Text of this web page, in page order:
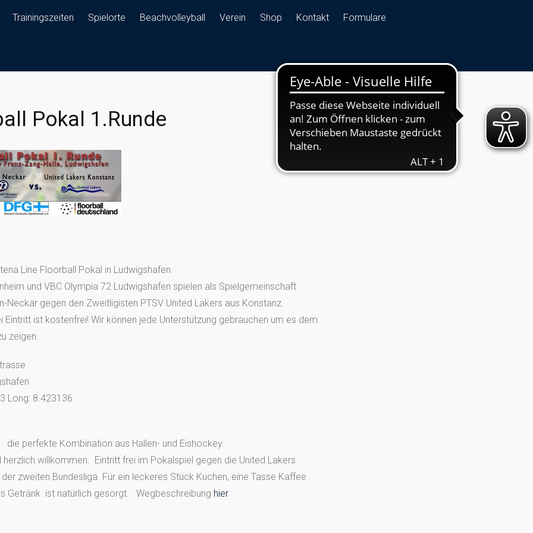
Trainingszeiten Spielorte Beachvolleyball Verein Shop Kontakt Formulare
Pokal 1.Runde
Line Floorball Pokal in Ludwigshafen.
und VBC Olympia 72 Ludwigshafen spielen als Spielgemeinschaft
Neckar gegen den Zweitligisten PTSV United Lakers aus Konstanz.
Eintritt ist kostenfrei! Wir können jede Unterstützung gebrauchen um es dem
zeigen.
Long: 8.423136
perfekte Kombination aus Hallen- und Eishockey.
herzlich willkommen. Eintritt frei im Pokalspiel gegen die United Lakers
zweiten Bundesliga. Für ein leckeres Stück Kuchen, eine Tasse Kaffee
Getränk ist natürlich gesorgt. Wegbeschreibung hier